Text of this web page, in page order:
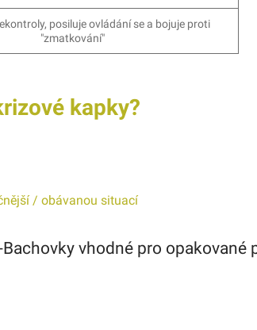
posiluje ovládání se a bojuje proti
"zmatkování"
kapky?
/ obávanou situací
vhodné pro